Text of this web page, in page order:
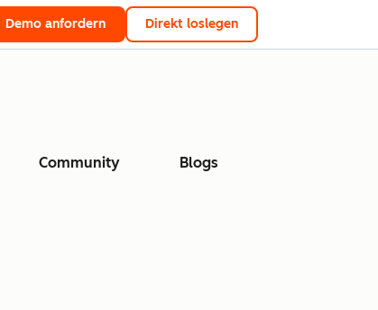
Demo anfordern Direkt loslegen
Community Blogs